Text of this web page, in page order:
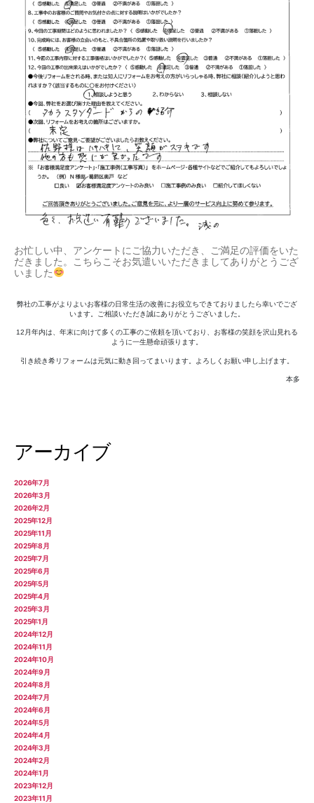
お忙しい中、アンケートにご協力いただき、ご満足の評価をいた
だきました。こちらこそお気遣いいただきましてありがとうござ
いました
弊社の工事がよりよいお客様の日常生活の改善にお役立ちできておりましたら幸いでござ
います。ご相談いただき誠にありがとうございました。
12月年内は、年末に向けて多くの工事のご依頼を頂いており、お客様の笑顔を沢山見れる
ように一生懸命頑張ります。
引き続き希リフォームは元気に動き回ってまいります。よろしくお願い申し上げます。
本多
アーカイブ
2026年7月
2026年3月
2026年2月
2025年12月
2025年11月
2025年8月
2025年7月
2025年6月
2025年5月
2025年4月
2025年3月
2025年1月
2024年12月
2024年11月
2024年10月
2024年9月
2024年8月
2024年7月
2024年6月
2024年5月
2024年4月
2024年3月
2024年2月
2024年1月
2023年12月
2023年11月